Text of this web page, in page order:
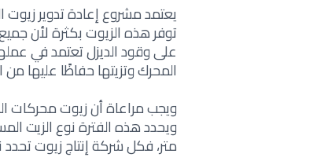
يعتمد مشروع إعادة تدوير زيوت
توفر هذه الزيوت بكثرة لأن
على وقود الديزل تعتمد في
المحرك وتزيتها حفاظًا عليها
ويجب مراعاة أن زيوت محركات
ويحدد هذه الفترة نوع الزيت
متر، فكل شركة إنتاج زيوت تحدد